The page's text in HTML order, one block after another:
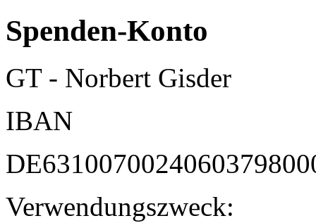
Spenden-Konto
GT - Norbert Gisder
IBAN
Verwendungszweck: